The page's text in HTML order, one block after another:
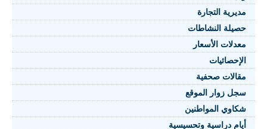
النصوص 2021
FRANÇAIS
مديرية التجارة
حصيلة النشاطات
معدلات الأسعار
الإحصائيات
مقالات صحفية
سجل زوار الموقع
شكاوي المواطنين
أيام دراسية وتحسيسية